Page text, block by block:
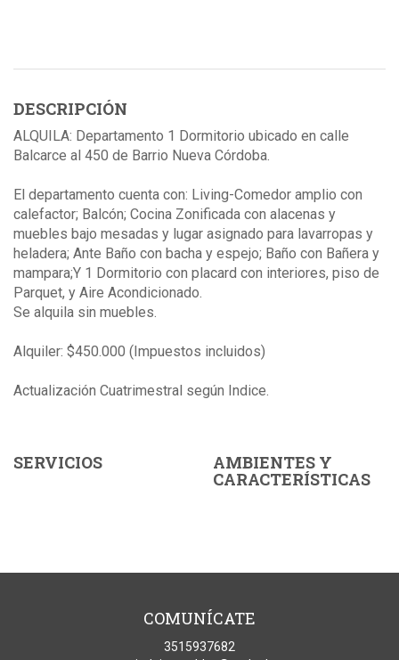
DESCRIPCIÓN
ALQUILA: Departamento 1 Dormitorio ubicado en calle
Balcarce al 450 de Barrio Nueva Córdoba.
El departamento cuenta con: Living-Comedor amplio con
calefactor; Balcón; Cocina Zonificada con alacenas y
muebles bajo mesadas y lugar asignado para lavarropas y
heladera; Ante Baño con bacha y espejo; Baño con Bañera y
mampara;Y 1 Dormitorio con placard con interiores, piso de
Parquet, y Aire Acondicionado.
Se alquila sin muebles.
Alquiler: $450.000 (Impuestos incluidos)
Actualización Cuatrimestral según Indice.
SERVICIOS AMBIENTES Y
CARACTERÍSTICAS
COMUNÍCATE
3515937682